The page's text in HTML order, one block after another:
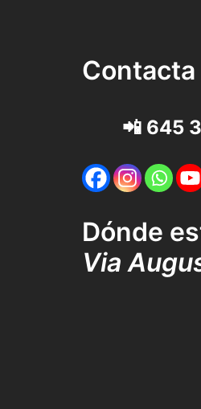
📲 645
Dónde
Via